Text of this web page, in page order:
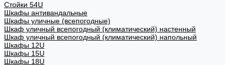
Стойки 54U
Шкафы антивандальные
Шкафы уличные (всепогодные)
Шкаф уличный всепогодный (климатический) настенный
Шкаф уличный всепогодный (климатический) напольный
Шкафы 12U
Шкафы 15U
Шкафы 18U